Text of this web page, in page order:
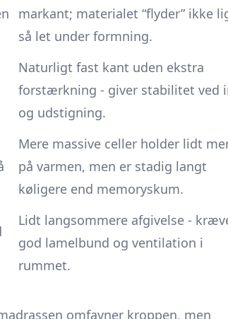
markant; materialet “flyder” ikke
så let under formning.
Naturligt fast kant uden ekstra
forstærkning - giver stabilitet ved
og udstigning.
Mere massive celler holder lidt
på varmen, men er stadig langt
køligere end memoryskum.
Lidt langsommere afgivelse -
god lamelbund og ventilation i
rummet.
omfavner kroppen, men